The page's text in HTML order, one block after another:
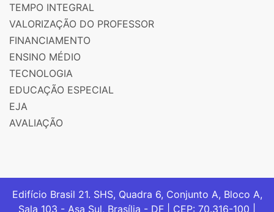
TEMPO INTEGRAL
VALORIZAÇÃO DO PROFESSOR
FINANCIAMENTO
ENSINO MÉDIO
TECNOLOGIA
EDUCAÇÃO ESPECIAL
EJA
AVALIAÇÃO
Edifício Brasil 21. SHS, Quadra 6, Conjunto A, Bloco A,
Sala 103 - Asa Sul, Brasília - DF | CEP: 70.316-100 |